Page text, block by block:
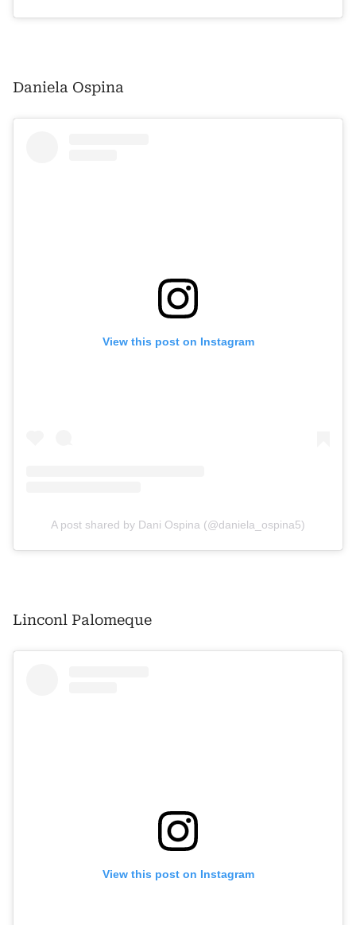
Daniela Ospina
View this post on Instagram
A post shared by Dani Ospina (@daniela_ospina5)
Linconl Palomeque
View this post on Instagram